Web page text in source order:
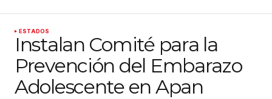
ESTADOS
Instalan Comité para la
Prevención del Embarazo
Adolescente en Apan